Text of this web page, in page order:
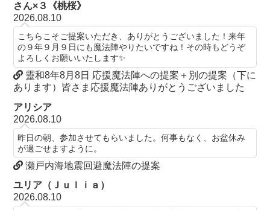
さん×３《桃桜》
2026.08.10
こちらこそご提案いただき、ありがとうございました！来年
の９年９月９日にも魔法陣やりたいですね！その時もどうぞ
よろしくお願いいたします✨
靈和8年8月8日 応援魔法陣への提案＋別の提案（下に
あります）皆さま応援魔法陣ありがとうございました
アリシア
2026.08.10
昨日の朝、参加させてもらいました。何事もなく、お盆休み
が過ごせますように。
瀬戸内海地震回避魔法陣の提案
ユリア（Ｊｕｌｉａ）
2026.08.10